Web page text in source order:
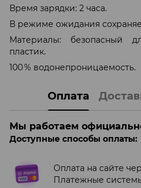
Время зарядки: 2 часа.
В режиме ожидания
Материалы: безопасный
пластик.
100 % водонепроницаемость.
Оплата
Мы работаем
Доступные способы оплаты:
Оплата на сайте
Платежные